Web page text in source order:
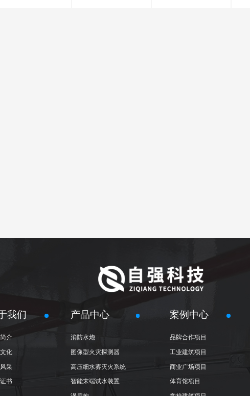
我们
介
化
采
书
产品中心
消防水炮
图像型火灾探测器
高压细水雾灭火系统
智能末端试水装置
案例中心
品牌合作项目
工业建筑项目
商业广场项目
体育馆项目